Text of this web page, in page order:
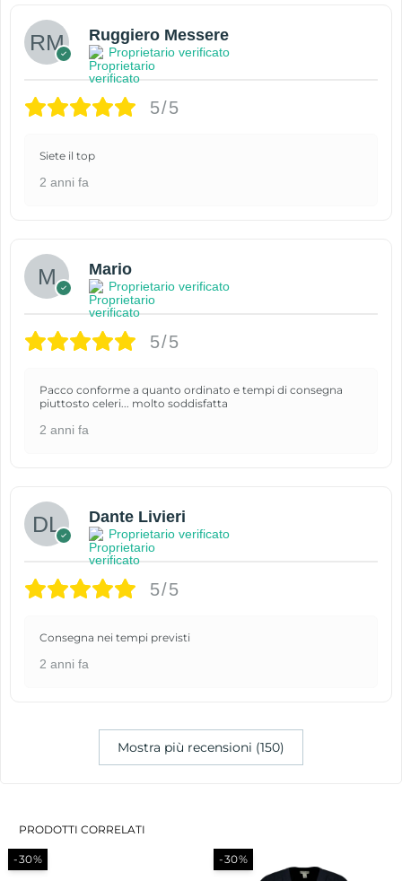
Ruggiero Messere
Proprietario verificato
5/5
Siete il top
2 anni fa
Mario
Proprietario verificato
5/5
Pacco conforme a quanto ordinato e tempi di consegna
piuttosto celeri... molto soddisfatta
2 anni fa
Dante Livieri
Proprietario verificato
5/5
Consegna nei tempi previsti
2 anni fa
Mostra più recensioni (150)
PRODOTTI CORRELATI
-30% -30%